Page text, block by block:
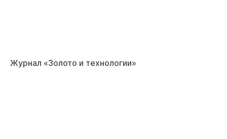
Журнал «Золото и технологии»